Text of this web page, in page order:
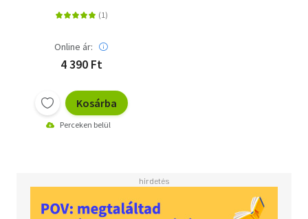
Online ár:
4 390 Ft
Kosárba
Perceken belül